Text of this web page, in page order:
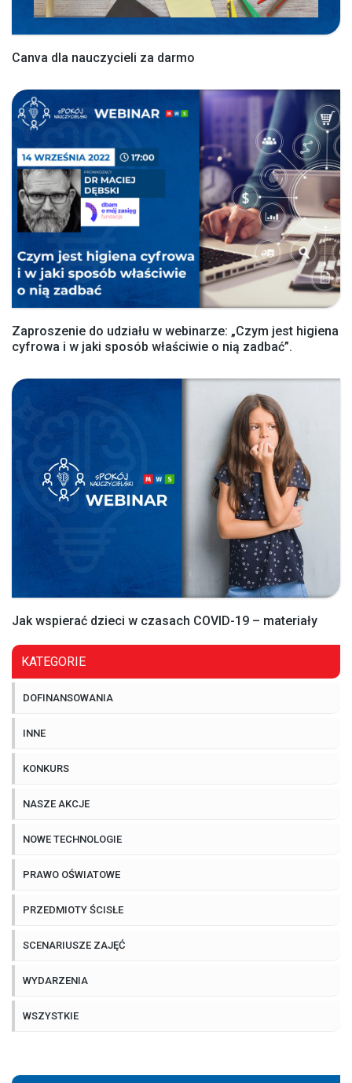
Canva dla nauczycieli za darmo
Zaproszenie do udziału w webinarze: „Czym jest higiena
cyfrowa i w jaki sposób właściwie o nią zadbać”.
Jak wspierać dzieci w czasach COVID-19 – materiały
KATEGORIE
DOFINANSOWANIA
INNE
KONKURS
NASZE AKCJE
NOWE TECHNOLOGIE
PRAWO OŚWIATOWE
PRZEDMIOTY ŚCISŁE
SCENARIUSZE ZAJĘĆ
WYDARZENIA
WSZYSTKIE